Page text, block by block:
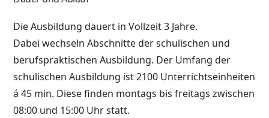
Die Ausbildung dauert in Vollzeit 3 Jahre.
Dabei wechseln Abschnitte der schulischen und
berufspraktischen Ausbildung. Der Umfang der
schulischen Ausbildung ist 2100 Unterrichtseinheiten
á 45 min. Diese finden montags bis freitags zwischen
08:00 und 15:00 Uhr statt.